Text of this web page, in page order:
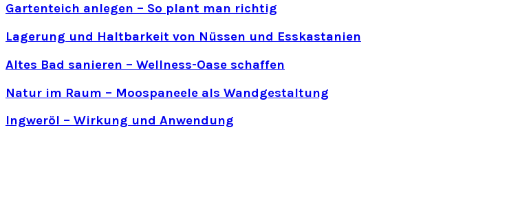
Gartenteich anlegen – So plant man richtig
Lagerung und Haltbarkeit von Nüssen und Esskastanien
Altes Bad sanieren – Wellness-Oase schaffen
Natur im Raum – Moospaneele als Wandgestaltung
Ingweröl – Wirkung und Anwendung